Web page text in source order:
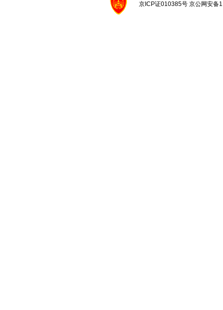
京ICP证010385号 京公网安备